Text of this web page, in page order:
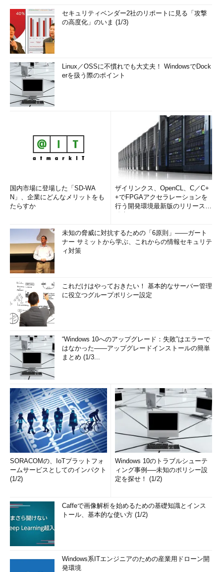
セキュリティベンダー2社のリポートに見る「攻撃
の高度化」のいま (1/3)
Linux／OSSに不慣れでも大丈夫！ WindowsでDock
erを扱う際のポイント
国内市場に登場した「SD-WA
N」、企業にどんなメリットをも
たらすか
ザイリンクス、OpenCL、C／C+
+でFPGAアクセラレーションを
行う開発環境最新版のリリースを
未知の脅威に対抗するための「6原則」――ガート
ナー サミットから学ぶ、これからの情報セキュリテ
ィ対策
これだけはやっておきたい！ 基本的なサーバー管理
に役立つグループポリシー設定
“Windows 10へのアップグレード：失敗”はエラーで
はなかった――アップグレードインストールの簡単
まとめ (1/3...
SORACOMの、IoTプラットフォ
ームサービスとしてのインパクト
(1/2)
Windows 10のトラブルシューテ
ィング事例──未知のポリシー設
定を探せ！ (1/2)
Caffeで画像解析を始めるための基礎知識とインス
トール、基本的な使い方 (1/2)
Windows系ITエンジニアのための産業用ドローン開
発環境